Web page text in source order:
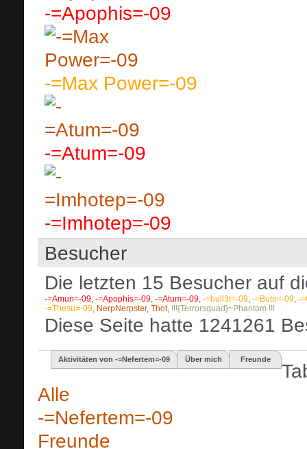
-=Apophis=-09
-=Max Power=-09
-=Atum=-09
-=Imhotep=-09
Besucher
Die letzten 15 Besucher auf
-=Amun=-09, -=Apophis=-09, -=Atum=-09, -=bull3t=-09, -=Buto=-09, -
-=Thesu=-09, NerpNerpster, Thot, !!!{Terrorsquad}~Phantom !!!
Diese Seite hatte 1241261
Aktivitäten von -=Nefertem=-09 Über mich Freunde
Alle
-=Nefertem=-09
Freunde